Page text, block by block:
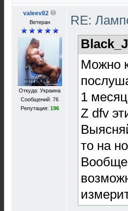
valeev82
Ветеран
Откуда: Украина
Сообщений: 76
Репутация: 196
RE:
Можно
1
Z dfv
то на